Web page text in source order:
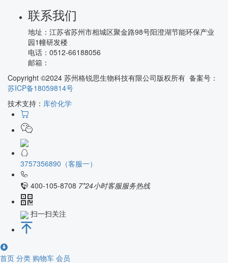
联系我们
地址： 江苏省苏州市相城区聚金路98号阳澄湖节能环保产业
园1幢研发楼
电话： 0512-66188056
邮箱：
Copyright ©2024 苏州格锐思生物科技有限公司版权所有 备案号：
苏ICP备18059814号
技术支持： 库价化学
3757356890（客服一）
400-105-8708 7*24小时客服服务热线
扫一扫关注
首页 分类 购物车 会员